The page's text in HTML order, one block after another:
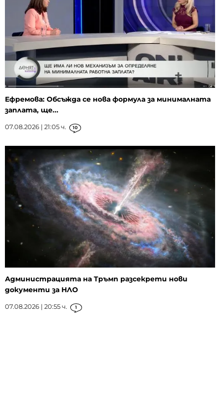
Ефремова: Обсъжда се нова формула за минималната
заплата, ще...
07.08.2026 | 21:05 ч. 10
Администрацията на Тръмп разсекрети нови
документи за НЛО
07.08.2026 | 20:55 ч. 1